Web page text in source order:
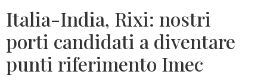
Italia-India, Rixi: nostri
porti candidati a diventare
punti riferimento Imec